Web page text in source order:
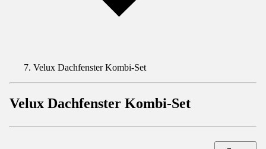
Velux Dachfenster Kombi-Set
Velux Dachfenster Kombi-Set